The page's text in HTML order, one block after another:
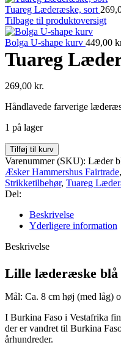
Tuareg Læderæske, sort
Tilbage til produktoversigt
Bolga U-shape kurv 449,00
Tuareg
269,00 kr.
Håndlavede farverige
1 på lager
Tuareg
Læderæske,
blå
antal
Tilføj til kurv
Varenummer (SKU): Læder
Æsker Hammershus Fairtrade,
Strikketilbehør, Tuareg
Del:
Beskrivelse
Yderligere information
Beskrivelse
Lille læderæske blå
Mål: Ca. 8 cm høj (med låg)
I Burkina Faso i Vestafrika
der er vandret til Burkina
århundreder.